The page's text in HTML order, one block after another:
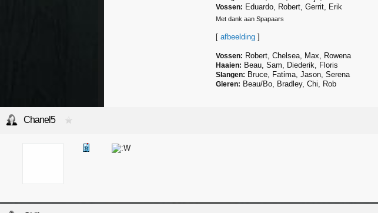
Vossen: Eduardo, Robert, Gerrit, Erik
Met dank aan Spapaars
[ afbeelding ]
Vossen: Robert, Chelsea, Max, Rowena
Haaien: Beau, Sam, Diederik, Floris
Slangen: Bruce, Fatima, Jason, Serena
Gieren: Beau/Bo, Bradley, Chi, Rob
Chanel5